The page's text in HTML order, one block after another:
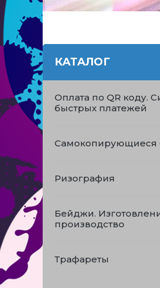
КАТАЛОГ
Оплата по QR коду.
быстрых платежей
Самокопирующиеся
Ризография
Бейджи.
производство
Трафареты